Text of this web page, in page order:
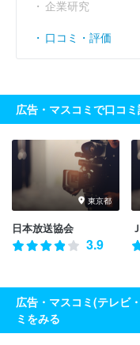
企業研究
口コミ・評価
広告・マスコミで口コ
東京都
日本放送協会
3.9
広告・マスコミ(テレビ
ミをみる